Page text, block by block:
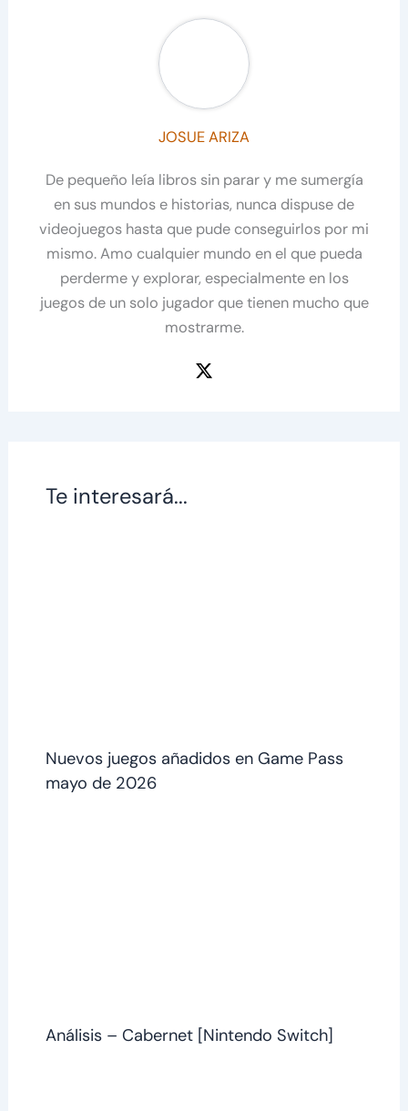
JOSUE ARIZA
De pequeño leía libros sin parar y me sumergía
en sus mundos e historias, nunca dispuse de
videojuegos hasta que pude conseguirlos por mi
mismo. Amo cualquier mundo en el que pueda
perderme y explorar, especialmente en los
juegos de un solo jugador que tienen mucho que
mostrarme.
Te interesará...
Nuevos juegos añadidos en Game Pass
mayo de 2026
Análisis – Cabernet [Nintendo Switch]